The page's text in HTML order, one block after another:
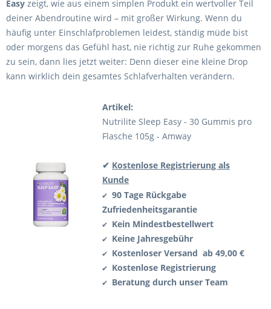
Easy zeigt, wie aus einem simplen Produkt ein wertvoller Teil
deiner Abendroutine wird – mit großer Wirkung. Wenn du
häufig unter Einschlafproblemen leidest, ständig müde bist
oder morgens das Gefühl hast, nie richtig zur Ruhe gekommen
zu sein, dann lies jetzt weiter: Denn dieser eine kleine Drop
kann wirklich dein gesamtes Schlafverhalten verändern.
Artikel:
Nutrilite Sleep Easy - 30 Gummis pro
Flasche 105g - Amway
✔ Kostenlose Registrierung als
Kunde
✔ 90 Tage Rückgabe
Zufriedenheitsgarantie
✔ Kein Mindestbestellwert
✔ Keine Jahresgebühr
✔ Kostenloser Versand ab 49,00 €
✔ Kostenlose Registrierung
✔ Beratung durch unser Team